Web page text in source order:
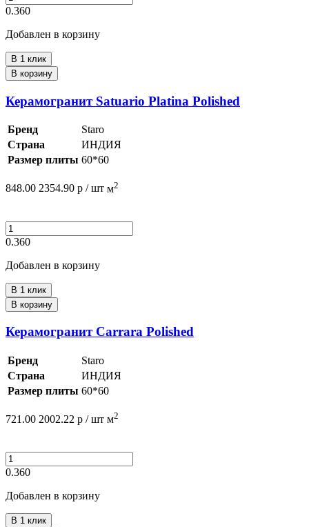
0.360
Добавлен в корзину
В 1 клик
В корзину
Керамогранит Satuario Platina Polished
Бренд
Staro
Страна
ИНДИЯ
Размер плиты 60*60
848.00 2354.90 р / шт м2
0.360
Добавлен в корзину
В 1 клик
В корзину
Керамогранит Carrara Polished
Бренд
Staro
Страна
ИНДИЯ
Размер плиты 60*60
721.00 2002.22 р / шт м2
0.360
Добавлен в корзину
В 1 клик